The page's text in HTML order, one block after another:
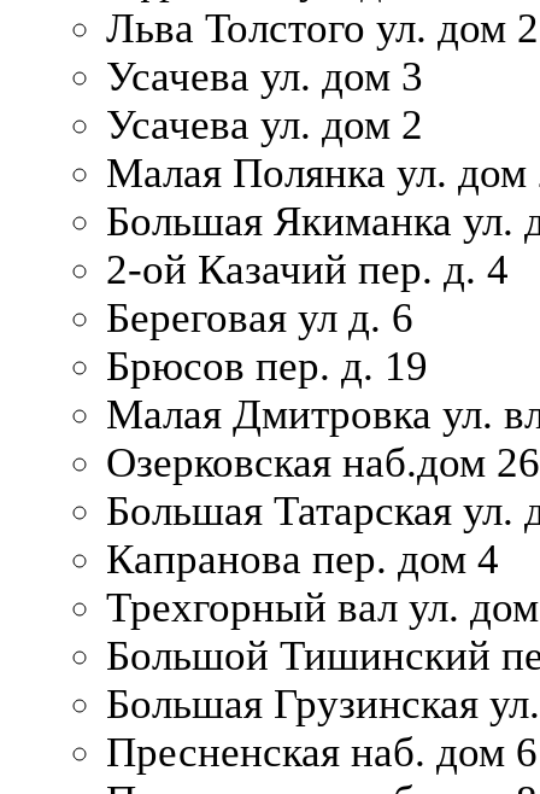
Льва Толстого ул. дом
Усачева ул. дом 3
Усачева ул. дом 2
Малая Полянка ул. дом
Большая Якиманка ул.
2-ой Казачий пер. д. 4
Береговая ул д. 6
Брюсов пер. д. 19
Малая Дмитровка ул.
Озерковская наб.дом 26
Большая Татарская ул.
Капранова пер. дом 4
Трехгорный вал ул.
Большой Тишинский
Большая Грузинская
Пресненская наб. дом